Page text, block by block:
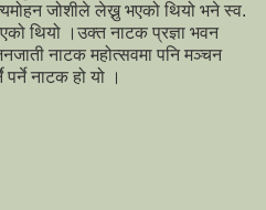
जोशीले लेख्नु भएको थियो भने स्व.
थियो ।उक्त नाटक प्रज्ञा भवन
नाटक महोत्सवमा पनि मञ्चन
नाटक हो यो ।